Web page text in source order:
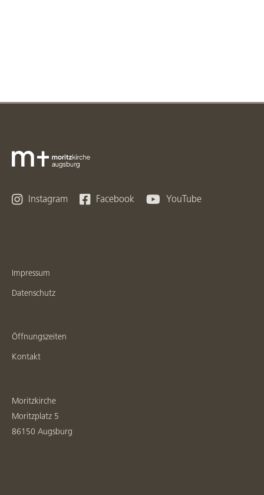
 Instagram  Facebook  YouTube
Impressum
Datenschutz
Öffnungszeiten
Kontakt
Moritzkirche
Moritzplatz 5
86150 Augsburg